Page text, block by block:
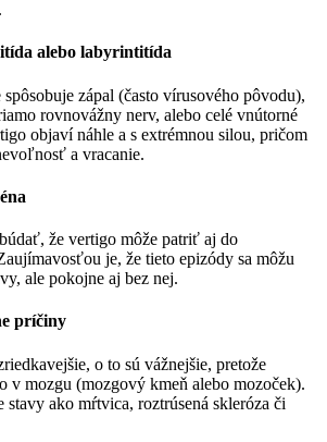
alebo labyrintitída
spôsobuje zápal (často vírusového pôvodu),
rovnovážny nerv, alebo celé vnútorné
objaví náhle a s extrémnou silou, pričom
a vracanie.
že vertigo môže patriť aj do
je, že tieto epizódy sa môžu
ale pokojne aj bez nej.
príčiny
o to sú vážnejšie, pretože
v mozgu (mozgový kmeň alebo mozoček).
stavy ako mŕtvica, roztrúsená skleróza či